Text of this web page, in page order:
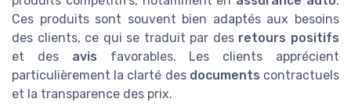
Ces produits sont souvent bien adaptés aux besoins
des clients, ce qui se traduit par des retours positifs
et des avis favorables. Les clients apprécient
particulièrement la clarté des documents contractuels
et la transparence des prix.